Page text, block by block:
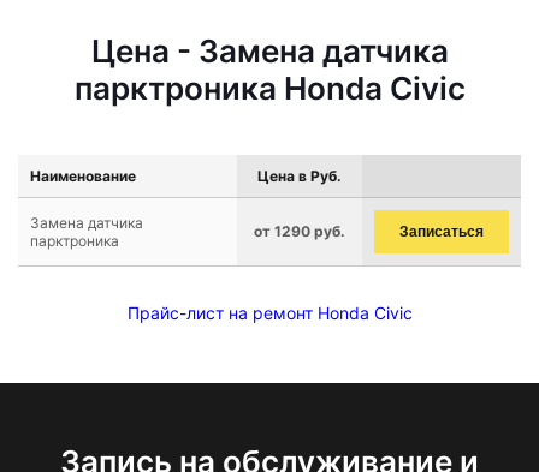
Цена - Замена датчика
парктроника Honda Civic
Наименование Цена в Руб.
Замена датчика
парктроника
от 1290 руб. Записаться
Прайс-лист на ремонт Honda Civic
Запись на обслуживание и